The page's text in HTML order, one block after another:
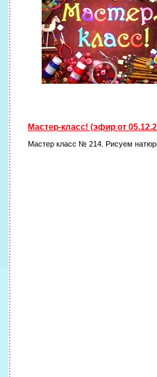
Мастер-класс! (эфир от
Мастер класс № 214. Рисуем